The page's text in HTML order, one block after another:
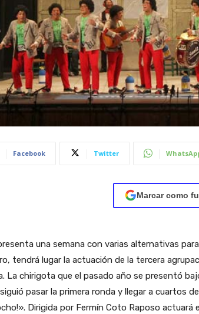
Facebook Twitter
Marcar como
una semana con varias alternativas
tendrá lugar la actuación de la tercera
La chirigota que el pasado año se presentó
pasar la primera ronda y llegar a cuartos
Dirigida por Fermín Coto Raposo actuará